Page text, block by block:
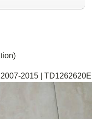
2015 | TD1262620E